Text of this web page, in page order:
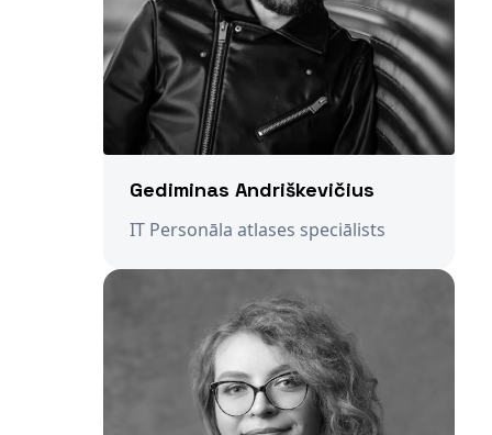
Gediminas Andriškevičius
IT Personāla atlases speciālists